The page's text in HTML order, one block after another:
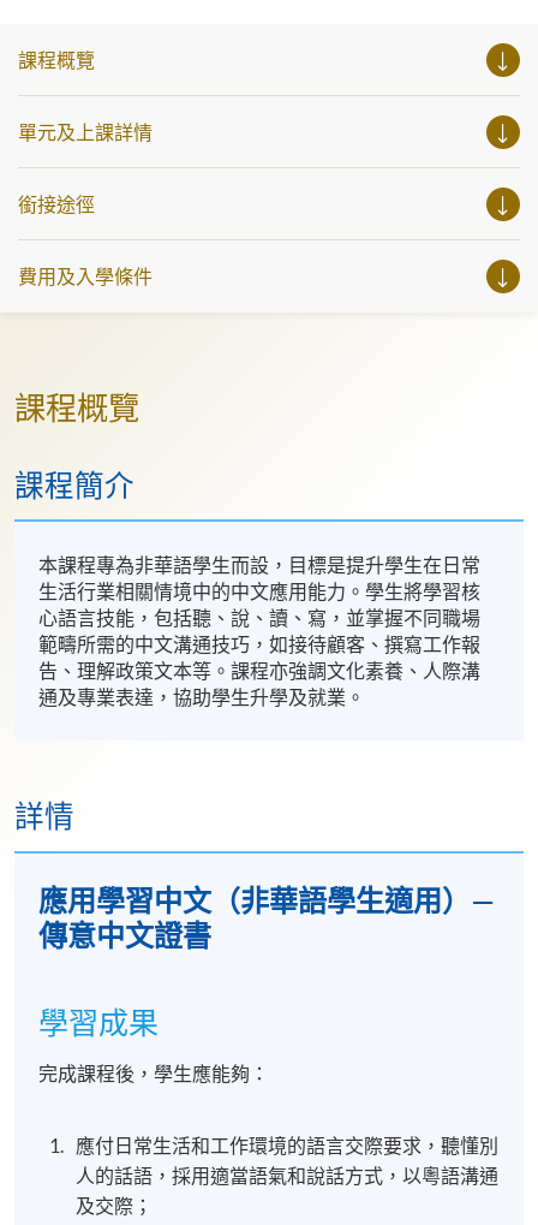
課程概覽
單元及上課詳情
銜接途徑
費用及入學條件
課程概覽
課程簡介
本課程專為非華語學生而設，目標是提升學生在日常
生活行業相關情境中的中文應用能力。學生將學習核
心語言技能，包括聽、說、讀、寫，並掌握不同職場
範疇所需的中文溝通技巧，如接待顧客、撰寫工作報
告、理解政策文本等。課程亦強調文化素養、人際溝
通及專業表達，協助學生升學及就業。
詳情
應用學習中文（非華語學生適用）—
傳意中文證書
學習成果
完成課程後，學生應能夠：
應付日常生活和工作環境的語言交際要求，聽懂別
人的話語，採用適當語氣和說話方式，以粵語溝通
及交際；